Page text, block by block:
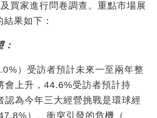
買家進行問卷調查。重點市場展
果如下：
）受訪者預計未來一至兩年整
會上升，44.6%受訪者預計持
認為今年三大經營挑戰是環球經
）、衝突引發的危機（